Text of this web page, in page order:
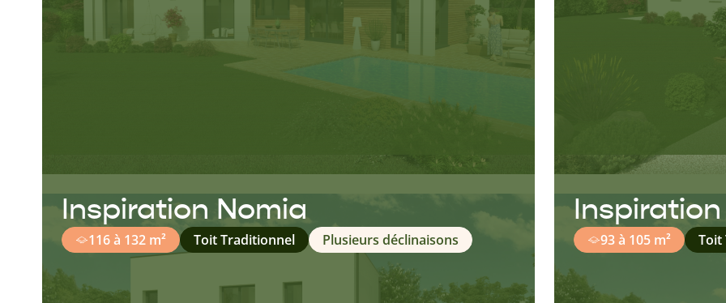
Inspiration Nomia
116 à 132 m² Toit Traditionnel Plusieurs déclinaisons 93 à 105 m² Toit